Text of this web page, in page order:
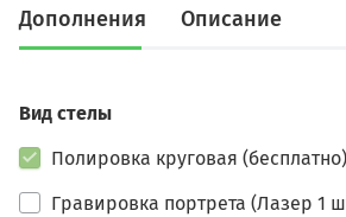
Дополнения Описание
Вид стелы
Полировка круговая (бесплатно)
Гравировка портрета (Лазер 1